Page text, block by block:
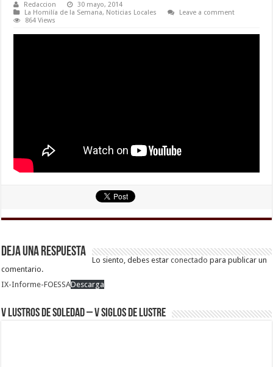
Redaccion
30 mayo, 2014
La Homilía de la Semana, Noticias Locales
Leave a comment
864 Views
Deja una respuesta
Lo siento, debes estarconectado para publicar un
comentario.
IX-Informe-FOESSADescarga
V Lustros de Soledad – V Siglos de Lustre